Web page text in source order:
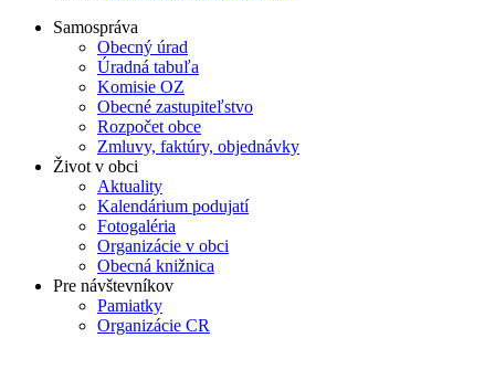
Samospráva
Obecný úrad
Úradná tabuľa
Komisie OZ
Obecné zastupiteľstvo
Rozpočet obce
Zmluvy, faktúry, objednávky
Život v obci
Aktuality
Kalendárium podujatí
Fotogaléria
Organizácie v obci
Obecná knižnica
Pre návštevníkov
Pamiatky
Organizácie CR